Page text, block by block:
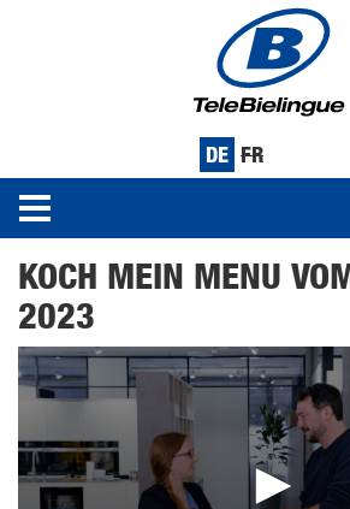
zum
Inhalt
DE FR
KOCH MEIN MENU
2023